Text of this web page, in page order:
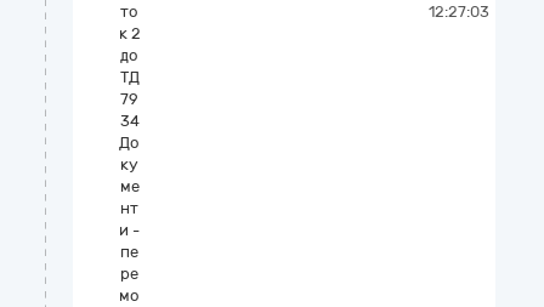
то
к 2
до
ТД
79
34
До
ку
ме
нт
и -
пе
ре
мо
12:27:03